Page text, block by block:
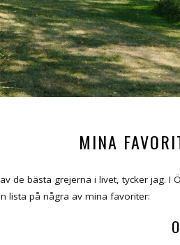
MINA
de bästa grejerna i livet, tycker jag.
lista på några av mina favoriter: